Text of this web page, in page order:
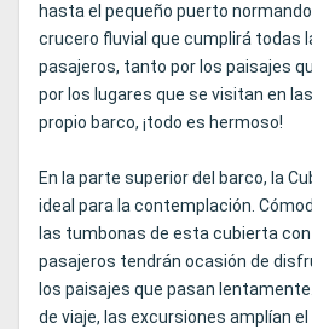
hasta el pequeño puerto
crucero fluvial que cumplirá todas
pasajeros, tanto por los paisajes
por los lugares que se visitan en
propio barco, ¡todo es hermoso!
En la parte superior del barco, la
ideal para la contemplación.
las tumbonas de esta cubierta
pasajeros tendrán ocasión de
los paisajes que pasan
de viaje, las excursiones amplían el